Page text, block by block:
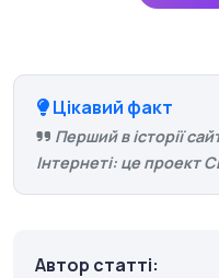
Цікавий факт
Перший в історії
Інтернеті: це проект
Автор статті: